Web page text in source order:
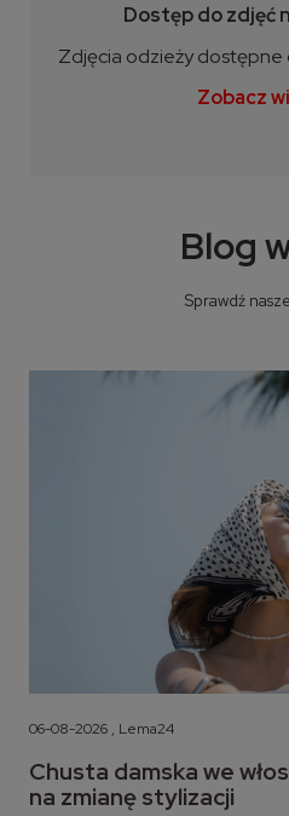
Dostęp do zdjęć
Zdjęcia odzieży dostępne
Zobacz
Blog
Sprawdź
06-08-2026 , Lema24
Chusta damska we
na zmianę stylizacji